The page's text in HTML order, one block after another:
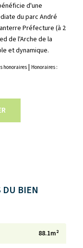
d'une
du parc André
Préfecture (à 2
de l'Arche de la
et dynamique.
honoraires | Honoraires :
DU BIEN
88.1m²